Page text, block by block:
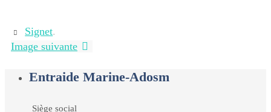
Signet.
Image suivante
Entraide Marine-Adosm
Siège social